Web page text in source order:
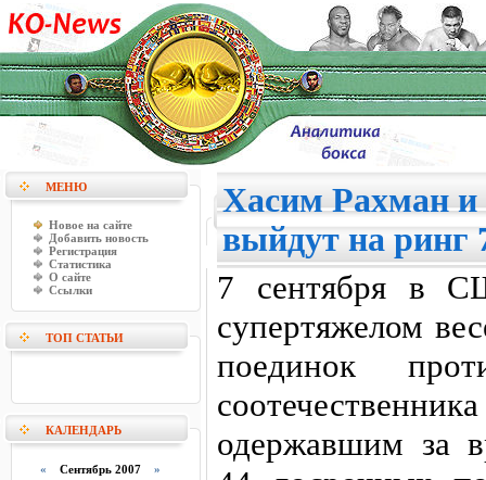
МЕНЮ
Новое на сайте
Добавить новость
Регистрация
Статистика
О сайте
Ссылки
ТОП СТАТЬИ
КАЛЕНДАРЬ
« Сентябрь 2007»
Хасим Рахман и
выйдут на ринг
7 сентября в
супертяжелом
поединок
одержавшим за